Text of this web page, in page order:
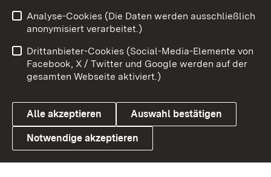
Link zum Landesportal
Benutzungshinweise
Barrierefreiheit
Datenschutz
Cookies
Analyse-Cookies (Die Daten werden ausschließlich
anonymisiert verarbeitet.)
Drittanbieter-Cookies (Social-Media-Elemente von
Facebook, X / Twitter und Google werden auf der
gesamten Webseite aktiviert.)
Alle akzeptieren Auswahl bestätigen
Notwendige akzeptieren